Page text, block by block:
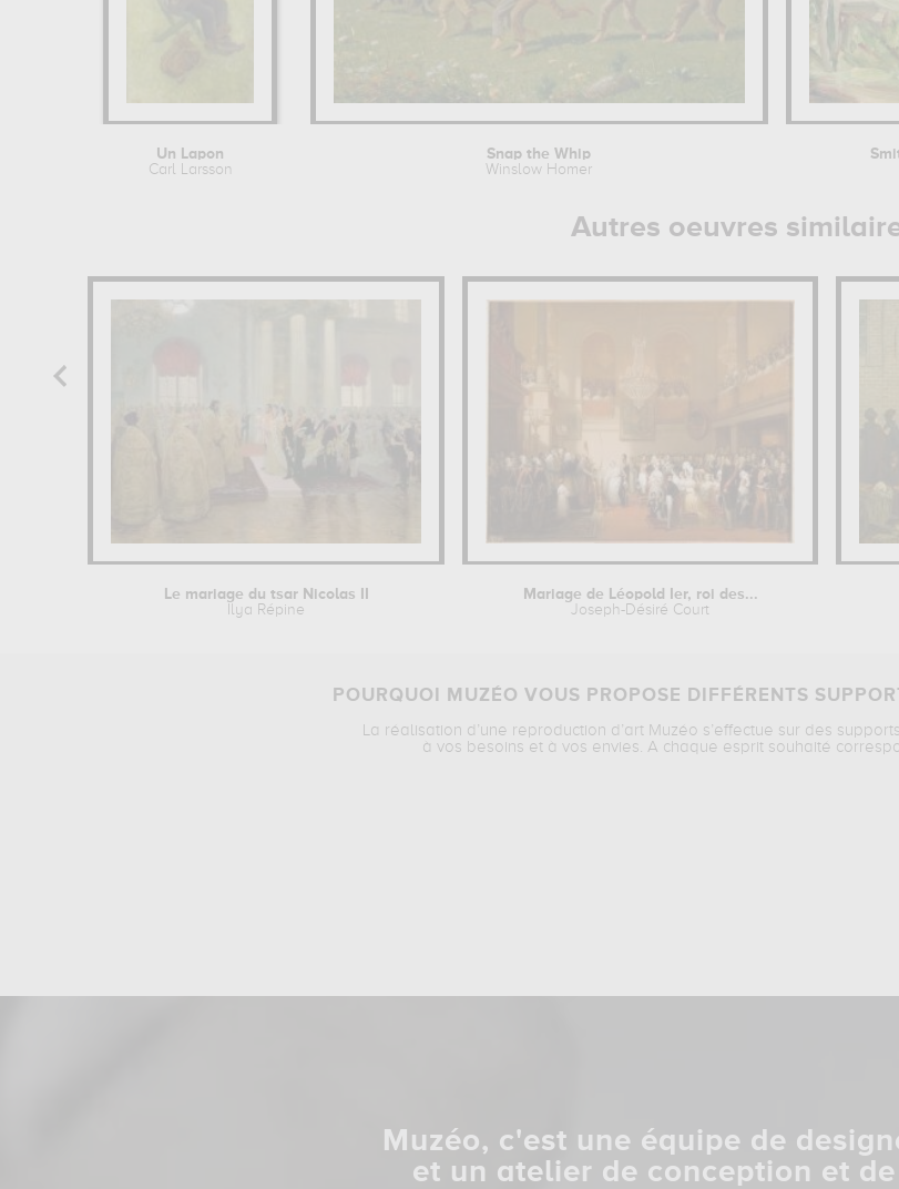
Un Lapon
Carl Larsson
Snap the Whip
Winslow Homer
Autres oeuvres
Le mariage du tsar Nicolas II
Ilya Répine
Mariage de Léopold Ier, roi des...
Joseph-Désiré Court
POURQUOI MUZÉO VOUS PROPOSE DIFFÉRENTS
La réalisation d’une reproduction d’art Muzéo s’effectue sur des
à vos besoins et à vos envies. A chaque esprit souhaité
Muzéo, c'est une équipe de
et un atelier de conception et